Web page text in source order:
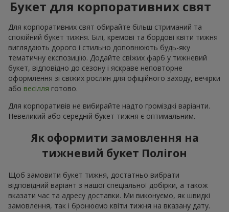
Букет для корпоративних свят
Для корпоративних свят обирайте більш стриманий та
спокійний букет тижня. Білі, кремові та бордові квіти тижня
виглядають дорого і стильно доповнюють будь-яку
тематичну експозицію. Додайте свіжих фарб у тижневий
букет, відповідно до сезону і яскраве неповторне
оформлення зі свіжих рослин для офіційного заходу, вечірки
або весілля готово.
Для корпоративів не вибирайте надто громіздкі варіанти.
Невеликий або середній букет тижня є оптимальним.
Як оформити замовлення на
тижневий букет Полігон
Щоб замовити букет тижня, достатньо вибрати
відповідний варіант з нашої спеціальної добірки, а також
вказати час та адресу доставки. Ми виконуємо, як швидкі
замовлення, так і бронюємо квіти тижня на вказану дату.